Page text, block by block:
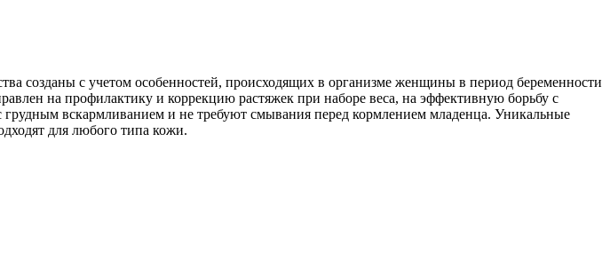
созда­ны с учетом особенностей, про­исходящих в организме женщи­ны в период беременности
на профила­ктику и коррекцию растяжек при набо­ре веса, на эффективную борьбу с
вска­рмливанием и не требуют смыва­ния перед кормлением младенца. Уникальные
для любого типа кожи.